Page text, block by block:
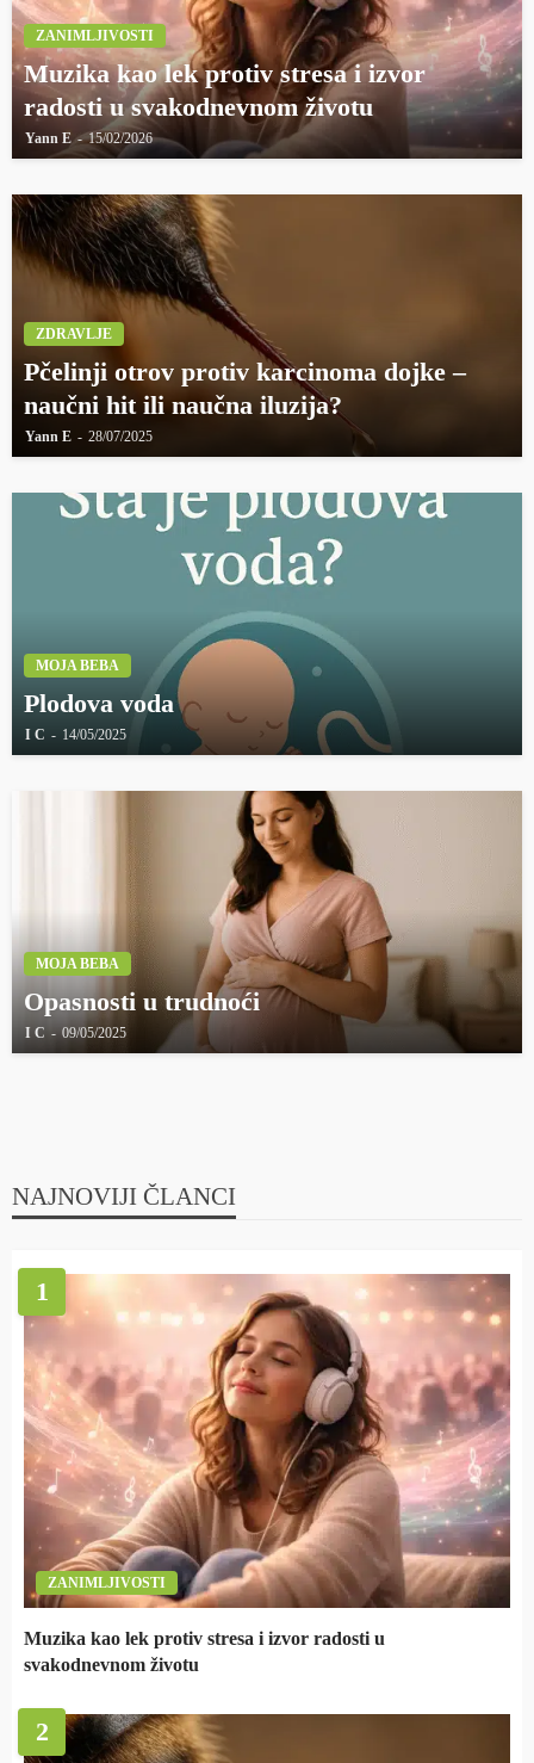
ZANIMLJIVOSTI
Muzika kao lek protiv stresa i izvor
radosti u svakodnevnom životu
Yann E 15/02/2026
ZDRAVLJE
Pčelinji otrov protiv karcinoma dojke –
naučni hit ili naučna iluzija?
Yann E 28/07/2025
MOJA BEBA
Plodova voda
I C 14/05/2025
MOJA BEBA
Opasnosti u trudnoći
I C 09/05/2025
NAJNOVIJI ČLANCI
1
ZANIMLJIVOSTI
Muzika kao lek protiv stresa i izvor radosti u
svakodnevnom životu
2